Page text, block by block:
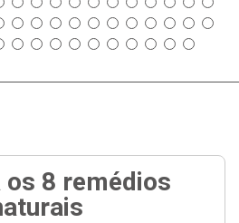
os 8 remédios